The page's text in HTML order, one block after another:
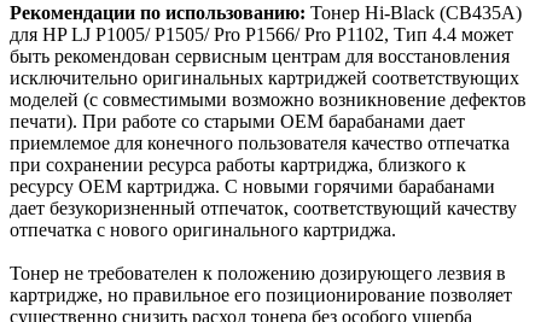
Рекомендации по использованию: Тонер Hi-Black (CB435A)
для HP LJ P1005/ P1505/ Pro P1566/ Pro P1102, Тип 4.4 может
быть рекомендован сервисным центрам для восстановления
исключительно оригинальных картриджей соответствующих
моделей (с совместимыми возможно возникновение дефектов
печати). При работе со старыми ОЕМ барабанами дает
приемлемое для конечного пользователя качество отпечатка
при сохранении ресурса работы картриджа, близкого к
ресурсу ОЕМ картриджа. С новыми горячими барабанами
дает безукоризненный отпечаток, соответствующий качеству
отпечатка с нового оригинального картриджа.
Тонер не требователен к положению дозирующего лезвия в
картридже, но правильное его позиционирование позволяет
существенно снизить расход тонера без особого ущерба